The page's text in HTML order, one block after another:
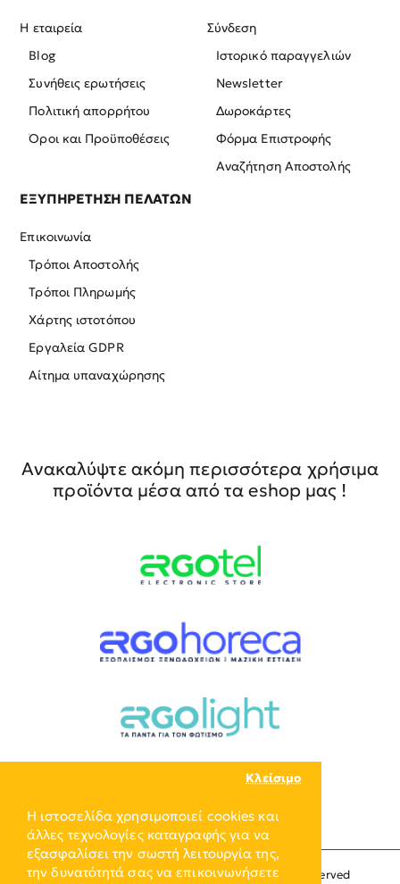
Η ιστοσελίδα χρησιμοποιεί cookies και
άλλες τεχνολογίες καταγραφής για να
εξασφαλίσει την σωστή λειτουργία της,
την δυνατότητά σας να επικοινωνήσετε
Κλείσιμο
Η εταιρεία
Blog
Συνήθεις ερωτήσεις
Πολιτική απορρήτου
Όροι και Προϋποθέσεις
Σύνδεση
Ιστορικό παραγγελιών
Newsletter
Δωροκάρτες
Φόρμα Επιστροφής
Αναζήτηση Αποστολής
ΕΞΥΠΗΡΕΤΗΣΗ ΠΕΛΑΤΩΝ
Επικοινωνία
Τρόποι Αποστολής
Τρόποι Πληρωμής
Χάρτης ιστοτόπου
Εργαλεία GDPR
Αίτημα υπαναχώρησης
Ανακαλύψτε ακόμη περισσότερα χρήσιμα
προϊόντα μέσα από τα eshop μας !
Copyright © 2024, ERGO-GROUP, All Rights Reserved